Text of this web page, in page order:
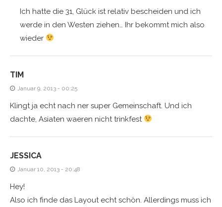
Ich hatte die 31, Glück ist relativ bescheiden und ich
werde in den Westen ziehen… Ihr bekommt mich also
wieder
TIM
Januar 9, 2013 - 00:25
Klingt ja echt nach ner super Gemeinschaft. Und ich
dachte, Asiaten waeren nicht trinkfest
JESSICA
Januar 10, 2013 - 20:48
Hey!
Also ich finde das Layout echt schön. Allerdings muss ich